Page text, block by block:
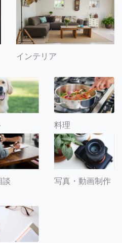
インテリア
料理
談 写真・動画制作